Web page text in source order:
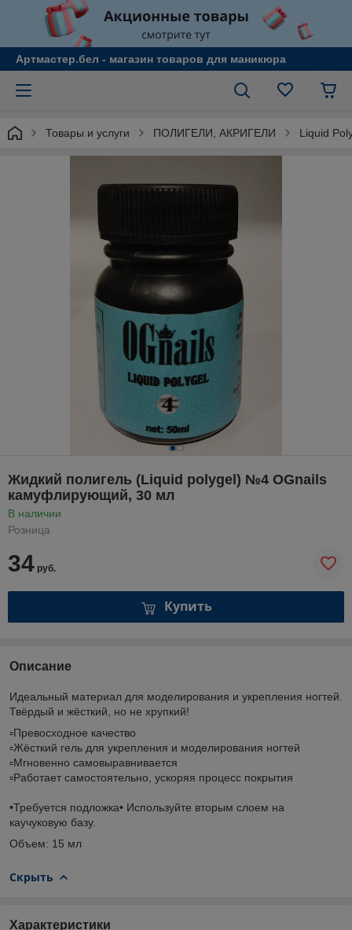
Артмастер.бел - магазин товаров для маникюра
Товары и услуги ПОЛИГЕЛИ, АКРИГЕЛИ Liquid
Жидкий полигель (Liquid polygel) №4 OGnails
камуфлирующий, 30 мл
В наличии
Розница
34 руб.
Купить
Описание
Идеальный материал для моделирования и укрепления ногтей.
Твёрдый и жёсткий, но не хрупкий!
▫️Превосходное качество
▫️Жёсткий гель для укрепления и моделирования ногтей
▫️Мгновенно самовыравнивается
▫️Работает самостоятельно, ускоряя процесс покрытия
•Требуется подложка• Используйте вторым слоем на
каучуковую базу.
Объем: 15 мл
Скрыть
Характеристики